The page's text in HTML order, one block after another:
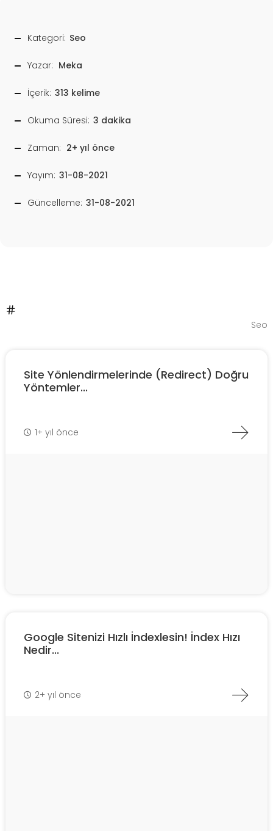
Kategori: Seo
Yazar: Meka
İçerik: 313 kelime
Okuma Süresi: 3 dakika
Zaman: 2+ yıl önce
Yayım: 31-08-2021
Güncelleme: 31-08-2021
Seo
Site Yönlendirmelerinde (Redirect) Doğru
Yöntemler...
1+ yıl önce
Google Sitenizi Hızlı İndexlesin! İndex Hızı
Nedir...
2+ yıl önce